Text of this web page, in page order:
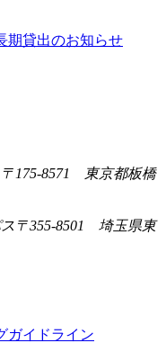
期貸出のお知らせ
〒175-8571 東京都板橋
〒355-8501 埼玉県東
ガイドライン